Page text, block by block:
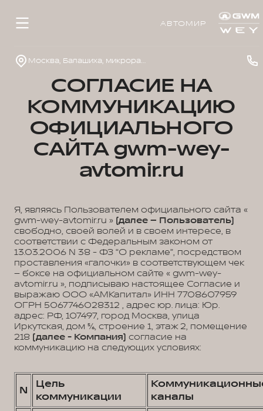
АВТОМИР
Москва, Балашиха, микрорайон 1 Мая, д.14
СОГЛАСИЕ НА
КОММУНИКАЦИЮ
ОФИЦИАЛЬНОГО
САЙТА gwm-wey-
avtomir.ru
Я, являясь Пользователем официального сайта «
gwm-wey-avtomir.ru » (далее – Пользователь)
свободно, своей волей и в своем интересе, в
соответствии с Федеральным законом от
13.03.2006 N 38 - ФЗ “О рекламе”, посредством
проставления «галочки» в соответствующем чек
– боксе на официальном сайте « gwm-wey-
avtomir.ru », подписываю настоящее Согласие и
выражаю ООО «АМКапитал» ИНН 7708607959
ОГРН 5067746028312 , адрес юр. лица: Юр.
адрес: РФ, 107497, город Москва, улица
Иркутская, дом 5/6, строение 1, этаж 2, помещение
218 (далее - Компания) согласие на
коммуникацию на следующих условиях:
N
Цель
коммуникации
каналы